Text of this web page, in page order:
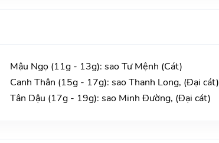
Mậu Ngọ (11g - 13g): sao Tư Mệnh (Cát)
Canh Thân (15g - 17g): sao Thanh Long, (Đại cát)
Tân Dậu (17g - 19g): sao Minh Đường, (Đại cát)